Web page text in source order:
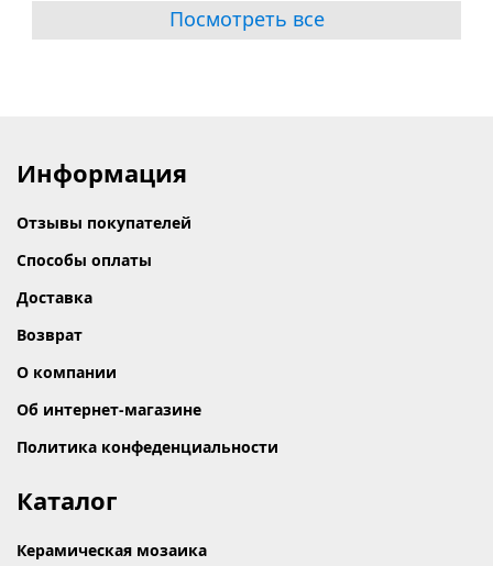
Посмотреть все
Информация
Отзывы покупателей
Способы оплаты
Доставка
Возврат
О компании
Об интернет-магазине
Политика конфеденциальности
Каталог
Керамическая мозаика